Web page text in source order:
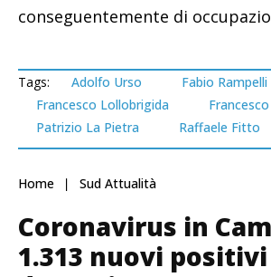
conseguentemente di
Tags: Adolfo Urso
Fabio Rampelli
Francesco Lollobrigida
Patrizio La Pietra
Raffaele Fitto
Home Sud Attualità
Coronavirus in
1.313 nuovi positivi